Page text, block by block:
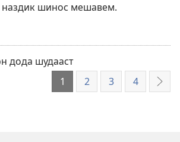
наздик шинос мешавем.
дода шудааст
1
2 3 4